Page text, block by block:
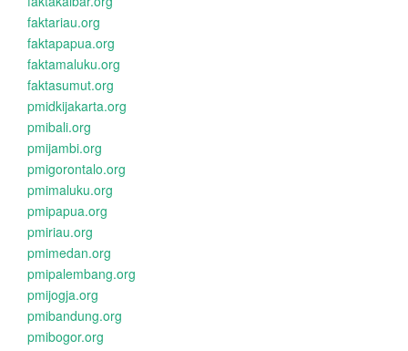
faktariau.org
faktapapua.org
faktamaluku.org
faktasumut.org
pmidkijakarta.org
pmibali.org
pmijambi.org
pmigorontalo.org
pmimaluku.org
pmipapua.org
pmiriau.org
pmimedan.org
pmipalembang.org
pmijogja.org
pmibandung.org
pmibogor.org